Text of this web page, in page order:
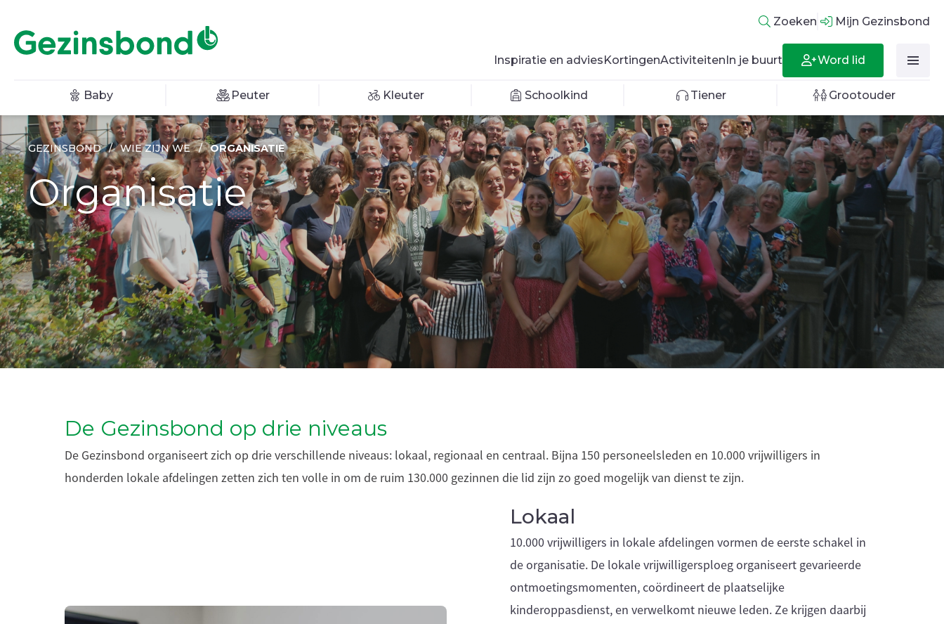
Inspiratie en advies KortingenActiviteiten In je buurt Word lid
Zoeken Mijn Gezinsbond
Baby Peuter Kleuter Schoolkind Tiener Grootouder
GEZINSBOND / WIE ZIJN WE / ORGANISATIE
Organisatie
De Gezinsbond op drie niveaus
De Gezinsbond organiseert zich op drie verschillende niveaus: lokaal, regionaal en centraal. Bijna 150 personeelsleden en 10.000 vrijwilligers in
honderden lokale afdelingen zetten zich ten volle in om de ruim 130.000 gezinnen die lid zijn zo goed mogelijk van dienst te zijn.
Lokaal
10.000 vrijwilligers in lokale afdelingen vormen de eerste schakel in
de organisatie. De lokale vrijwilligersploeg organiseert gevarieerde
ontmoetingsmomenten, coördineert de plaatselijke
kinderoppasdienst, en verwelkomt nieuwe leden. Ze krijgen daarbij